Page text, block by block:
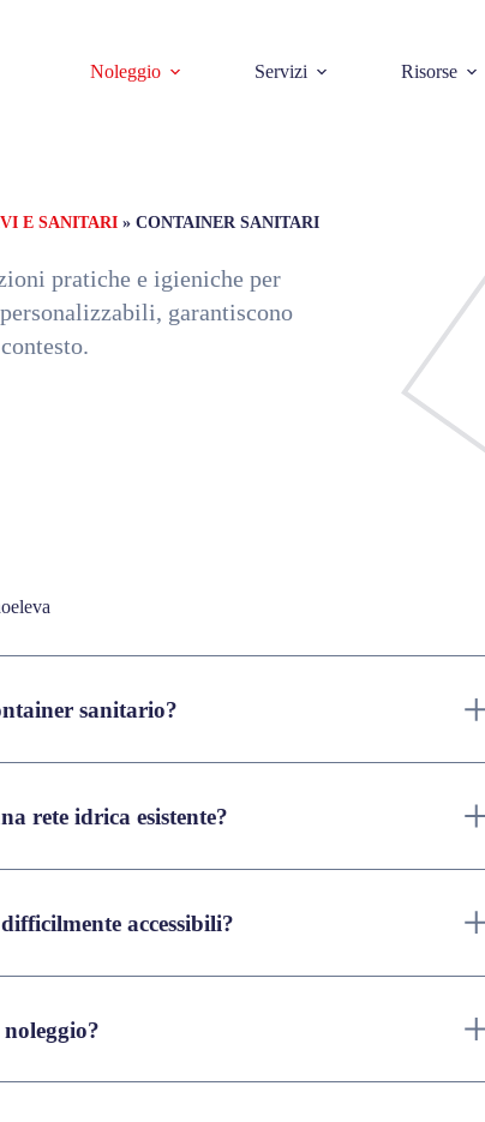
Noleggio Servizi Risorse
E SANITARI » CONTAINER SANITARI
pratiche e igieniche per
garantiscono
sanitario?
rete idrica esistente?
accessibili?